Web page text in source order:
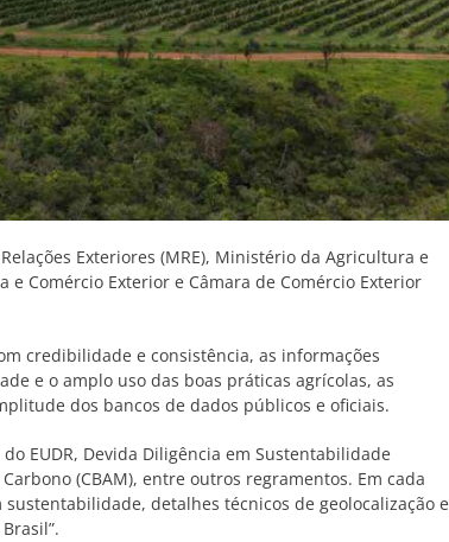
Exteriores (MRE), Ministério da Agricultura e
Comércio Exterior e Câmara de Comércio Exterior
credibilidade e consistência, as informações
e o amplo uso das boas práticas agrícolas, as
dos bancos de dados públicos e oficiais.
EUDR, Devida Diligência em Sustentabilidade
(CBAM), entre outros regramentos. Em cada
detalhes técnicos de geolocalização e